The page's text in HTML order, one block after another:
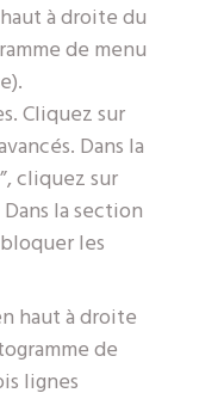
à droite du
de menu
Cliquez sur
Dans la
cliquez sur
la section
les
haut à droite
de
lignes